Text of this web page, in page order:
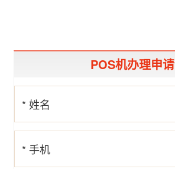
POS机办理申请
* 姓名
* 手机